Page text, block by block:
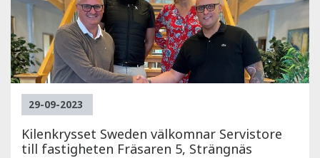
29-09-2023
Kilenkrysset Sweden välkomnar Servistore
till fastigheten Fräsaren 5, Strängnäs